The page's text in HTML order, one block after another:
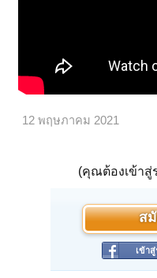
12 พฤษภาคม 2021
(คุณต้องเข้าสู่
ส
เข้า